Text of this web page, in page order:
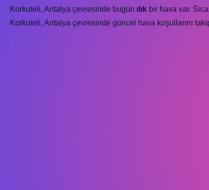
Korkuteli, Antalya çevresinde bugün ılık bir hava var.
Korkuteli, Antalya çevresinde güncel hava koşullarını